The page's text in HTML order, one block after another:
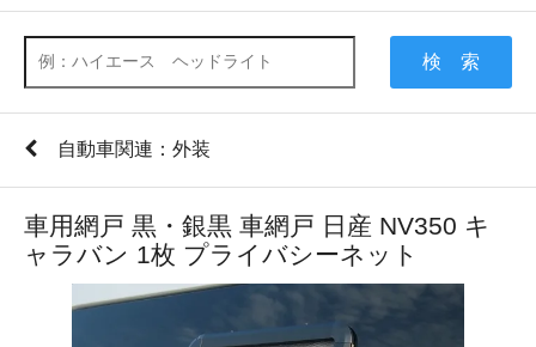
検 索
自動車関連：外装
車用網戸 黒・銀黒 車網戸 日産 NV350 キ
ャラバン 1枚 プライバシーネット